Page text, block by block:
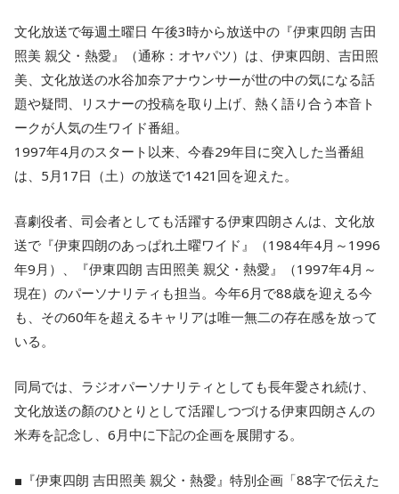
文化放送で毎週土曜日 午後3時から放送中の『伊東四朗 吉田
照美 親父・熱愛』（通称：オヤパツ）は、伊東四朗、吉田照
美、文化放送の水谷加奈アナウンサーが世の中の気になる話
題や疑問、リスナーの投稿を取り上げ、熱く語り合う本音ト
ークが人気の生ワイド番組。
1997年4月のスタート以来、今春29年目に突入した当番組
は、5月17日（土）の放送で1421回を迎えた。
喜劇役者、司会者としても活躍する伊東四朗さんは、文化放
送で『伊東四朗のあっぱれ土曜ワイド』（1984年4月～1996
年9月）、『伊東四朗 吉田照美 親父・熱愛』（1997年4月～
現在）のパーソナリティも担当。今年6月で88歳を迎える今
も、その60年を超えるキャリアは唯一無二の存在感を放って
いる。
同局では、ラジオパーソナリティとしても長年愛され続け、
文化放送の顏のひとりとして活躍しつづける伊東四朗さんの
米寿を記念し、6月中に下記の企画を展開する。
■『伊東四朗 吉田照美 親父・熱愛』特別企画「88字で伝えた